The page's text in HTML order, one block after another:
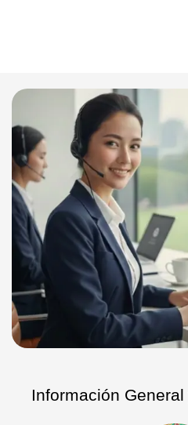
Información